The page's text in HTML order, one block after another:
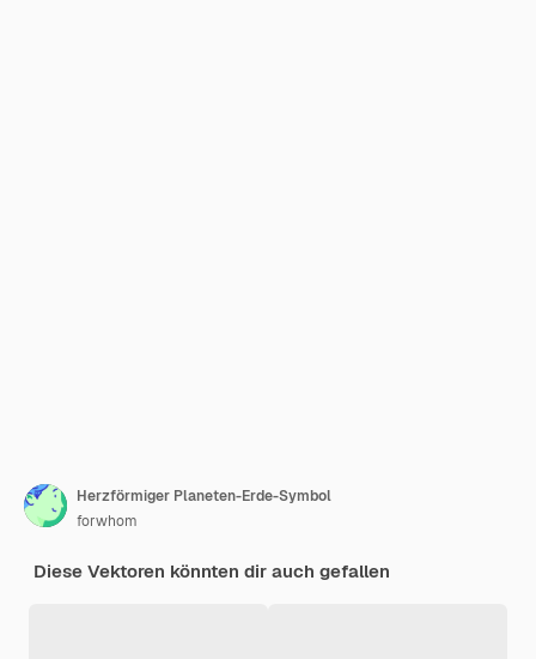
Herzförmiger Planeten-Erde-Symbol
forwhom
Diese Vektoren könnten dir auch gefallen